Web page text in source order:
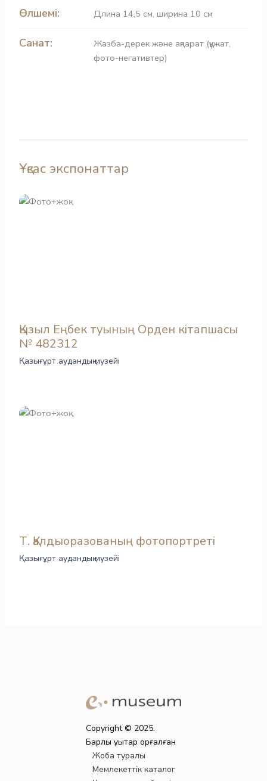
Өлшемі: Длина 14,5 см, ширина 10 см
Санат:
Жазба-дерек және ақпарат (құжат,
фото-негативтер)
Ұқсас экспонаттар
Қызыл Еңбек туының Орден кітапшасы
№ 482312
Қазығұрт аудандық музейі
Т. Қалдыоразованың фотопортреті
Қазығұрт аудандық музейі
Copyright © 2025.
Барлық құқықтар қорғалған
Жоба туралы
Мемлекеттік каталог